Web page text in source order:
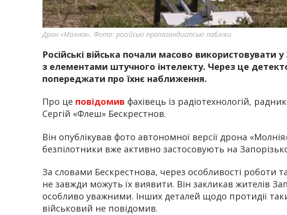
Дрон «Молнія». Фото: російські пропагандистські пабліки
Російські війська почали масово використовувати
з елементами штучного інтелекту. Через це
попереджати про їхнє наближення.
Про це повідомив фахівець із радіотехнологій,
Сергій «Флеш» Бескрестнов.
Він опублікував фото автономної версії дрона
безпілотники вже активно застосовують на
За словами Бескрестнова, через особливості роботи
не завжди можуть їх виявити. Він закликав жителів
особливо уважними. Інших деталей щодо протидії
військовий не повідомив.